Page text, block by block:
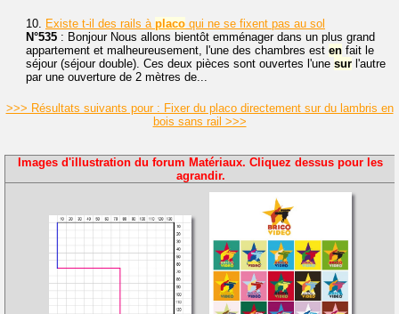
10. Existe t-il des rails à placo qui ne se fixent pas au sol
N°535 : Bonjour Nous allons bientôt emménager dans un plus grand
appartement et malheureusement, l'une des chambres est en fait le
séjour (séjour double). Ces deux pièces sont ouvertes l'une sur l'autre
par une ouverture de 2 mètres de...
>>> Résultats suivants pour : Fixer du placo directement sur du lambris en
bois sans rail >>>
Images d'illustration du forum Matériaux. Cliquez dessus pour les
agrandir.